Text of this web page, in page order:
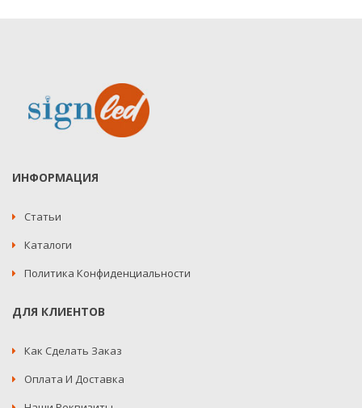
ИНФОРМАЦИЯ
Статьи
Каталоги
Политика Конфиденциальности
ДЛЯ КЛИЕНТОВ
Как Сделать Заказ
Оплата И Доставка